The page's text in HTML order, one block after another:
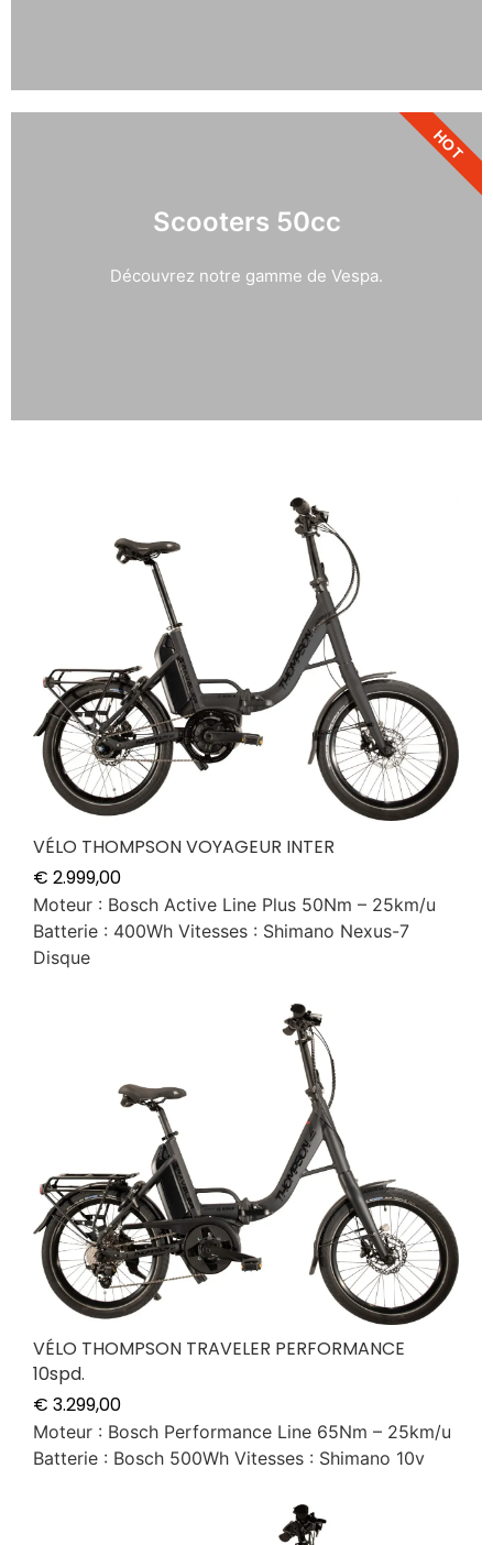
Scooters 50cc
Découvrez notre gamme de Vespa.
HOT
VÉLO THOMPSON VOYAGEUR INTER
€ 2.999,00
Moteur : Bosch Active Line Plus 50Nm – 25km/u
Batterie : 400Wh Vitesses : Shimano Nexus-7
Disque
VÉLO THOMPSON TRAVELER PERFORMANCE
10spd.
€ 3.299,00
Moteur : Bosch Performance Line 65Nm – 25km/u
Batterie : Bosch 500Wh Vitesses : Shimano 10v